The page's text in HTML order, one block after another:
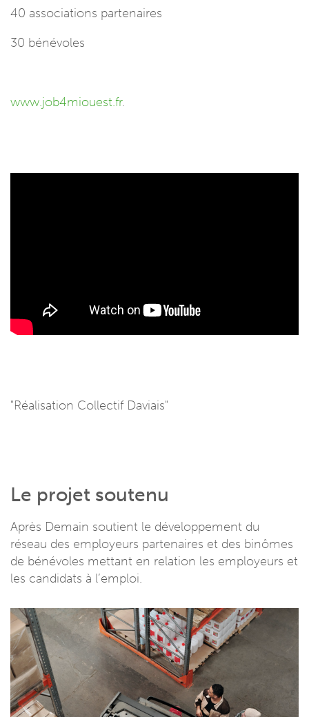
40 associations partenaires
30 bénévoles
www.job4miouest.fr.
"Réalisation Collectif Daviais"
Le projet soutenu
Après Demain soutient le développement du
réseau des employeurs partenaires et des binômes
de bénévoles mettant en relation les employeurs et
les candidats à l’emploi.